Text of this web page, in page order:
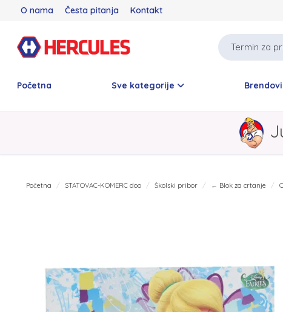
O nama Česta pitanja Kontakt
Početna Sve kategorije Brendovi
Početna STATOVAC-KOMERC doo Školski pribor ← Blok za crtanje